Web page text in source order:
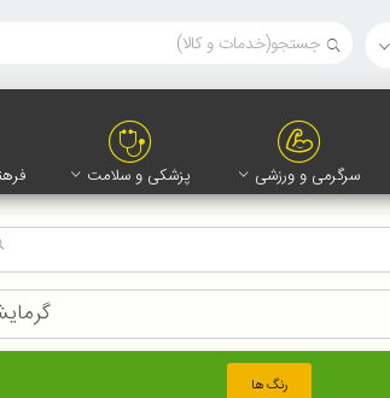
سرگرمی و ورزشی پزشکی و سلامت
رنگ ها